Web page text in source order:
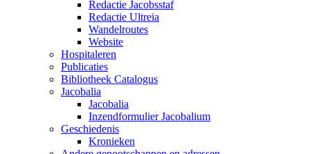
Redactie Jacobsstaf
Redactie Ultreia
Wandelroutes
Website
Hospitaleren
Publicaties
Bibliotheek Catalogus
Jacobalia
Jacobalia
Inzendformulier Jacobalium
Geschiedenis
Kronieken